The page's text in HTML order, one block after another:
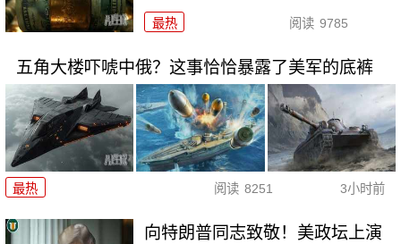
最热 阅读 9785
五角大楼吓唬中俄？这事恰恰暴露了美军的底裤
最热 阅读 8251 3小时前
向特朗普同志致敬！美政坛上演